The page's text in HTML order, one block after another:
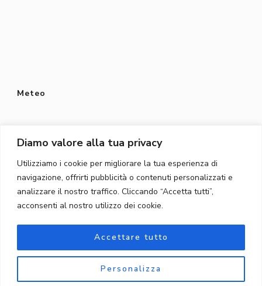
Diamo valore alla tua privacy
Utilizziamo i cookie per migliorare la tua esperienza di
navigazione, offrirti pubblicità o contenuti personalizzati e
analizzare il nostro traffico. Cliccando “Accetta tutti”,
acconsenti al nostro utilizzo dei cookie.
Personalizza
Accettare tutto
Meteo
Protezione dei dati
Privacy Policy
Protezione dei dati
Töpferschule Gordola